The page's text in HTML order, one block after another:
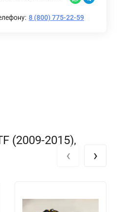
8 (800) 775-22-59
(2009-2015),
‹ ›